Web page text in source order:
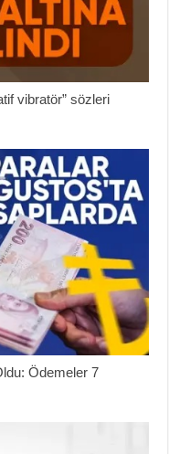
vibratör” sözleri
Ödemeler 7